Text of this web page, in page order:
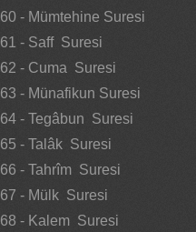
60 - Mümtehine Suresi
61 - Saff Suresi
62 - Cuma Suresi
63 - Münafikun Suresi
64 - Tegâbun Suresi
65 - Talâk Suresi
66 - Tahrîm Suresi
67 - Mülk Suresi
68 - Kalem Suresi